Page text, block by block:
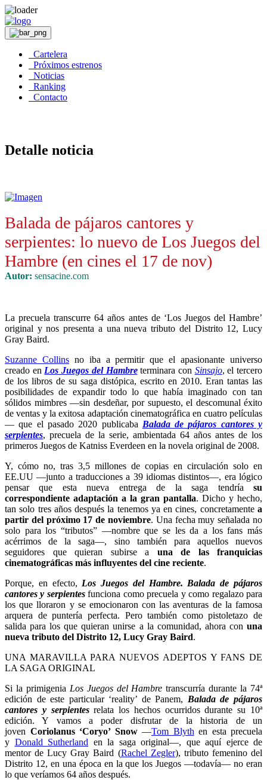
Cartelera
Próximos estrenos
Noticias
Ranking
Contacto
Detalle noticia
Balada de pájaros cantores y
serpientes: lo nuevo de Los Juegos del
Hambre (en cines el 17 de nov)
Autor: sensacine.com
La precuela transcurre 64 años antes de ‘Los Juegos del Hambre’
original y nos presenta a una nueva tributo del Distrito 12, Lucy
Gray Baird.
Suzanne Collinsno iba a permitir que el apasionante universo
creado en Los Juegos del Hambreterminara con Sinsajo, el tercero
de los libros de su saga distópica, escrito en 2010. Eran tantas las
posibilidades de expandir todo lo que había imaginado con tan
sólidos mimbres —sin desdeñar, por supuesto, el descomunal éxito
de ventas y la exitosa adaptación cinematográfica en cuatro películas
— que el pasado 2020 publicaba Balada de pájaros cantores y
serpientes, precuela de la serie, ambientada 64 años antes de los
primeros Juegos de Katniss Everdeen en la novela original de 2008.
Y, cómo no, tras 3,5 millones de copias en circulación solo en
EE.UU —junto a traducciones a 39 idiomas distintos—, era lógico
pensar que esta nueva entrega de la saga tendría su
correspondiente adaptación a la gran pantalla. Dicho y hecho,
tan solo tres años después la tenemos ya en cines, concretamente a
partir del próximo 17 de noviembre. Una fecha muy señalada no
solo para los “tributos” —nombre que se les da a los fans más
acérrimos de la saga—, sino también para aquellos nuevos
seguidores que quieran subirse a una de las franquicias
cinematográficas más influyentes del cine reciente.
Porque, en efecto, Los Juegos del Hambre. Balada de pájaros
cantores y serpientesfunciona como precuela y como regalazo para
los que lloraron y se emocionaron con las aventuras de la famosa
arquera de puntería perfecta. Pero también como pistoletazo de
salida para los que quieran unirse a la comunidad, ahora con una
nueva tributo del Distrito 12, Lucy Gray Baird.
UNA MARAVILLA PARA NUEVOS ADEPTOS Y FANS DE
LA SAGA ORIGINAL
Si la primigenia Los Juegos del Hambre transcurría durante la 74ª
edición de este particular ‘reality’ de Panem, Balada de pájaros
cantores y serpientes relata los hechos ocurridos durante su 10ª
edición. Y vamos a poder disfrutar de la historia de un
joven Coriolanus ‘Coryo’ Snow—Tom Blyth en esta precuela
y Donald Sutherland en la saga original—, que aquí ejerce de
mentor de Lucy Gray Baird (Rachel Zegler), tributo femenino del
Distrito 12, en una época en la que los Juegos —todavía— no eran
lo que veríamos 64 años después.